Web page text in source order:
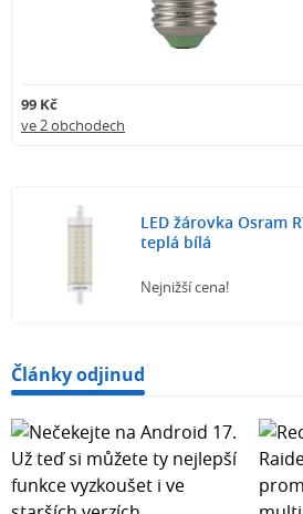
99 Kč
ve 2 obchodech
LED žárovka Osram
teplá bílá
Nejnižší cena!
Články odjinud